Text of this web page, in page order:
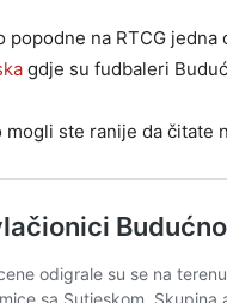
popodne na RTCG
gdje su fudbaleri
mogli ste ranije da čitate